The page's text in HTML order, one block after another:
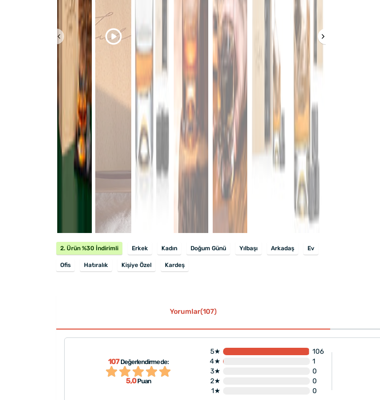
2. Ürün %30 İndirimli Erkek Kadın Doğum Günü Yılbaşı Arkadaş Ev
Ofis Hatıralık Kişiye Özel Kardeş
Yorumlar(107)
107Değerlendirmede:
5,0Puan
5★
106
4★
1
3★
0
2★
0
1★
0
"ürün güzel, fotoğraftaki gibi ama kargo biraz gecikti"